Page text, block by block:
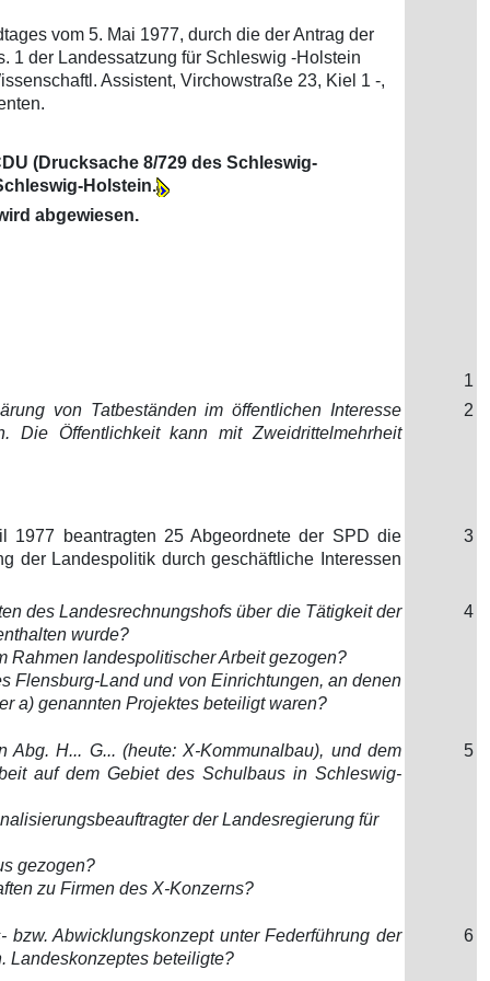
vom 5. Mai 1977, durch die der Antrag der
1 der Landessatzung für Schleswig -Holstein
Assistent, Virchowstraße 23, Kiel 1 -,
(Drucksache 8/729 des Schleswig-
Holstein.
abgewiesen.
1
von Tatbeständen im öffentlichen Interesse
Die Öffentlichkeit kann mit Zweidrittelmehrheit
2
1977 beantragten 25 Abgeordnete der SPD die
der Landespolitik durch geschäftliche Interessen
3
des Landesrechnungshofs über die Tätigkeit der
wurde?
Rahmen landespolitischer Arbeit gezogen?
Flensburg-Land und von Einrichtungen, an denen
a) genannten Projektes beteiligt waren?
4
H... G... (heute: X-Kommunalbau), und dem
auf dem Gebiet des Schulbaus in Schleswig-
der Landesregierung für
gezogen?
zu Firmen des X-Konzerns?
5
Abwicklungskonzept unter Federführung der
Landeskonzeptes beteiligte?
6